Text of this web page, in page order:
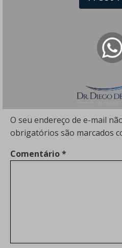
o Tremor na Voz – Dr Diego
[…] Tremor na Doença de
Dúvidas?
Deixe um
O seu endereço de e-mail
obrigatórios são marcados
Comentário*